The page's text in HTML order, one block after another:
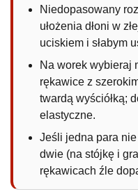
Niedopasowany
ułożenia dłoni w
uciskiem i słabym
Na worek wybieraj
rękawice z
twardą wyściółką;
elastyczne.
Jeśli jedna para
dwie (na stójkę i
rękawicach źle